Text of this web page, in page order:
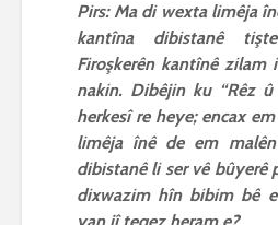
Pirs: Ma di wexta limêja
kantîna dibistanê
Firoşkerên kantînê
nakin. Dibêjin ku “Rêz
herkesî re heye; encax
limêja înê de em
dibistanê li ser vê bûyerê
dixwazim hîn bibim bê
Gelo hukmê li ser
her duyan wek
e?
27 Ekim 2021
3076 Nîşandan